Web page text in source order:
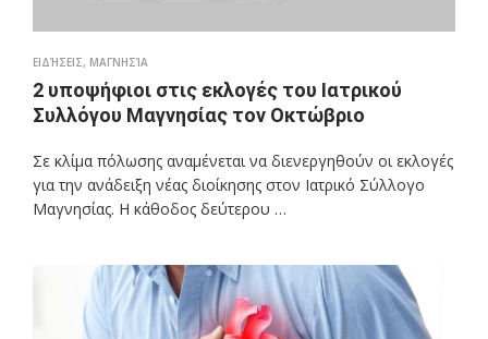
ΕΙΔΉΣΕΙΣ, ΜΑΓΝΗΣΊΑ
2 υποψήφιοι στις εκλογές του Ιατρικού
Συλλόγου Μαγνησίας τον Οκτώβριο
Σε κλίμα πόλωσης αναμένεται να διενεργηθούν οι εκλογές
για την ανάδειξη νέας διοίκησης στον Ιατρικό Σύλλογο
Μαγνησίας. Η κάθοδος δεύτερου …